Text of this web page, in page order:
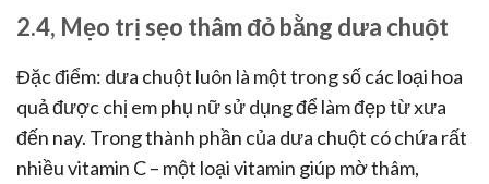
2.4, Mẹo trị sẹo thâm đỏ bằng dưa chuột
Đặc điểm: dưa chuột luôn là một trong số các loại hoa
quả được chị em phụ nữ sử dụng để làm đẹp từ xưa
đến nay. Trong thành phần của dưa chuột có chứa rất
nhiều vitamin C – một loại vitamin giúp mờ thâm,